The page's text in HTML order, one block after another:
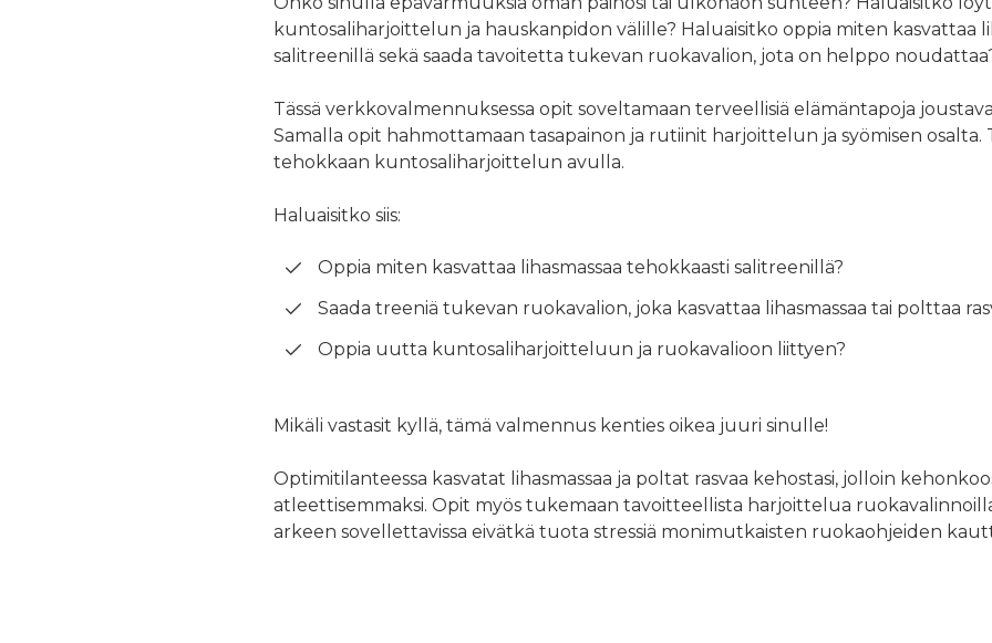
kuntosaliharjoittelun ja hauskanpidon välille? Haluaisitko oppia miten kasvattaa
salitreenillä sekä saada tavoitetta tukevan ruokavalion, jota on helppo
Tässä verkkovalmennuksessa opit soveltamaan terveellisiä elämäntapoja
Samalla opit hahmottamaan tasapainon ja rutiinit harjoittelun ja syömisen
tehokkaan kuntosaliharjoittelun avulla.
Haluaisitko siis:
Oppia miten kasvattaa lihasmassaa tehokkaasti salitreenillä?
Saada treeniä tukevan ruokavalion, joka kasvattaa lihasmassaa tai polttaa
Oppia uutta kuntosaliharjoitteluun ja ruokavalioon liittyen?
Mikäli vastasit kyllä, tämä valmennus kenties oikea juuri sinulle!
Optimitilanteessa kasvatat lihasmassaa ja poltat rasvaa kehostasi, jolloin
atleettisemmaksi. Opit myös tukemaan tavoitteellista harjoittelua
arkeen sovellettavissa eivätkä tuota stressiä monimutkaisten ruokaohjeiden